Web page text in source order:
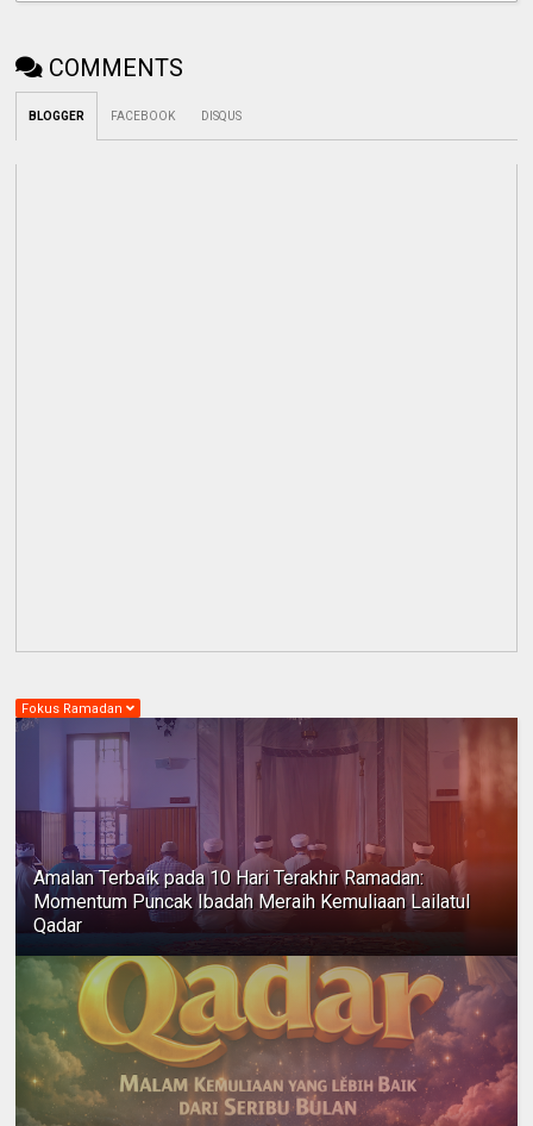
COMMENTS
BLOGGER FACEBOOK DISQUS
Fokus Ramadan
Amalan Terbaik pada 10 Hari Terakhir Ramadan:
Momentum Puncak Ibadah Meraih Kemuliaan Lailatul
Qadar